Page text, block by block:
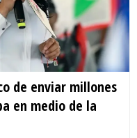
de enviar millones
en medio de la